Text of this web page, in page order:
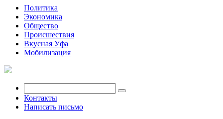
Политика
Экономика
Общество
Происшествия
Вкусная Уфа
Мобилизация
Контакты
Написать письмо